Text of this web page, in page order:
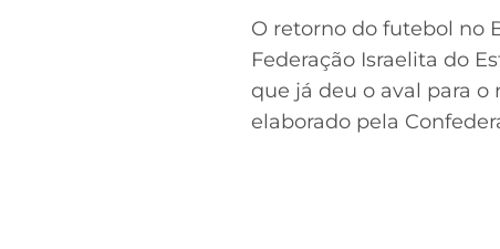
O retorno do futebol no
Federação Israelita do
que já deu o aval para
elaborado pela